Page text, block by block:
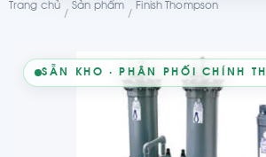
Trang chủ
/
Sản phẩm
/
Finish Thompson
SẴN KHO · PHÂN PHỐI CHÍNH